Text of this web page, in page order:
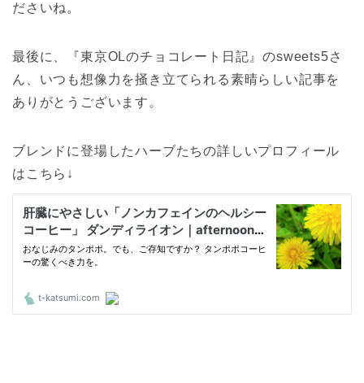
ださいね。
最後に、『東京OLのチョコレート日記』のsweets5さ
ん、いつも想像力を掻き立てられる素晴らしい記事を
ありがとうございます。
ブレンドに登場したハーブたちの詳しいプロフィール
はこちら↓